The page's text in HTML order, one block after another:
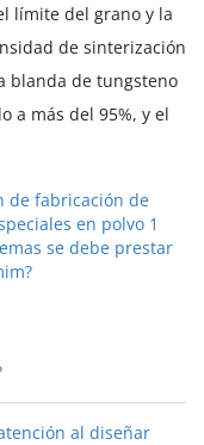
límite del grano y la
de sinterización
blanda de tungsteno
a más del 95%, y el
de fabricación de
en polvo 1
se debe prestar
al diseñar